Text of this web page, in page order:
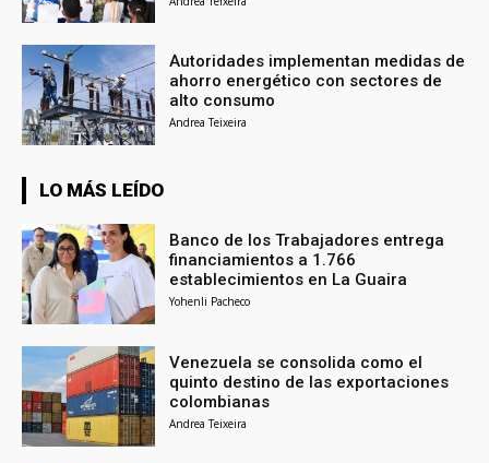
Autoridades implementan medidas de
ahorro energético con sectores de
alto consumo
Andrea Teixeira
LO MÁS LEÍDO
Banco de los Trabajadores entrega
financiamientos a 1.766
establecimientos en La Guaira
Yohenli Pacheco
Venezuela se consolida como el
quinto destino de las exportaciones
colombianas
Andrea Teixeira